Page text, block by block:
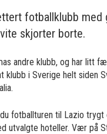
fotballklubb
skjorter borte.
andre klubb, og har litt
i Sverige helt siden
fotballturen til Lazio
utvalgte hoteller. Vær på